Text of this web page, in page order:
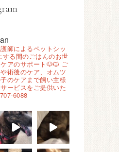
師によるペットシッ
する間のごはんのお世
アのサポート🐶🐱 ご
術後のケア、オムツ
のケアまで飼い主様
ービスをご提供いた
6088